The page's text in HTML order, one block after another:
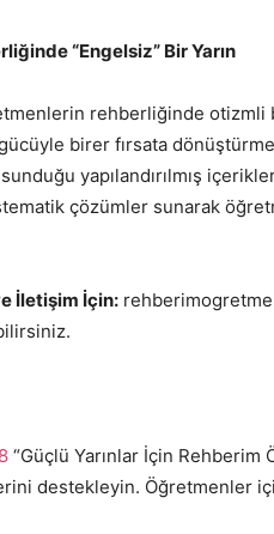
“Engelsiz” Bir Yarın
rehberliğinde otizmli
birer fırsata
yapılandırılmış
çözümler sunarak
İletişim İçin:
“Güçlü Yarınlar İçin
destekleyin. Öğretmenler